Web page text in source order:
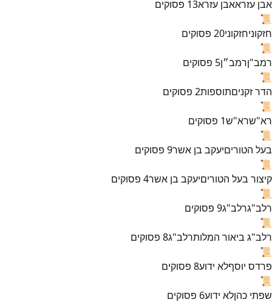
אבן עזראאבן עזרא13 פסוקים
📜
חזקוניחזקוני20 פסוקים
📜
רמב"ןרמב״ן5 פסוקים
📜
הדר זקניםתוספות2 פסוקים
📜
רא"שרא"ש1 פסוקים
📜
בעל הטוריםיעקב בן אשר9 פסוקים
📜
קיצור בעל הטוריםיעקב בן אשר4 פסוקים
📜
רלב"גרלב"ג9 פסוקים
📜
רלב"ג ביאור המלותרלב"ג8 פסוקים
📜
פרדס יוסףלא ידוע8 פסוקים
📜
שפתי כהןלא ידוע6 פסוקים